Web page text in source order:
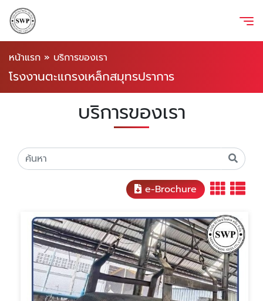
หน้าแรก » บริการของเรา
โรงงานตะแกรงเหล็กสมุทรปราการ
บริการของเรา
e-Brochure